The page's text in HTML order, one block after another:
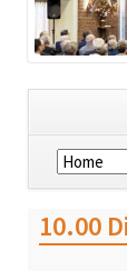
Navigatie
overslaan
10.00